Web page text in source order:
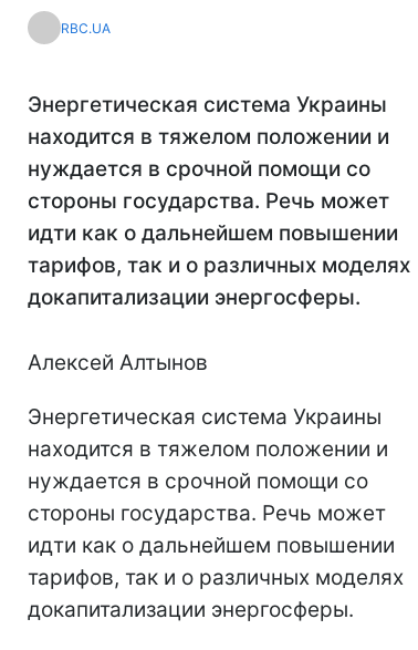
RBC.UA
Энергетическая система Украины
находится в тяжелом положении и
нуждается в срочной помощи со
стороны государства. Речь может
идти как о дальнейшем повышении
тарифов, так и о различных моделях
докапитализации энергосферы.
Алексей Алтынов
Энергетическая система Украины
находится в тяжелом положении и
нуждается в срочной помощи со
стороны государства. Речь может
идти как о дальнейшем повышении
тарифов, так и о различных моделях
докапитализации энергосферы.